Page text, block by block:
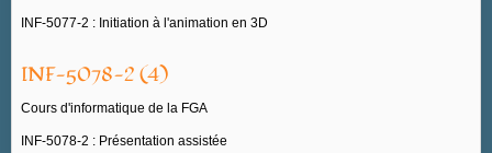
INF-5077-2 : Initiation à l'animation en 3D
INF-5078-2 (4)
Cours d'informatique de la FGA
INF-5078-2 : Présentation assistée